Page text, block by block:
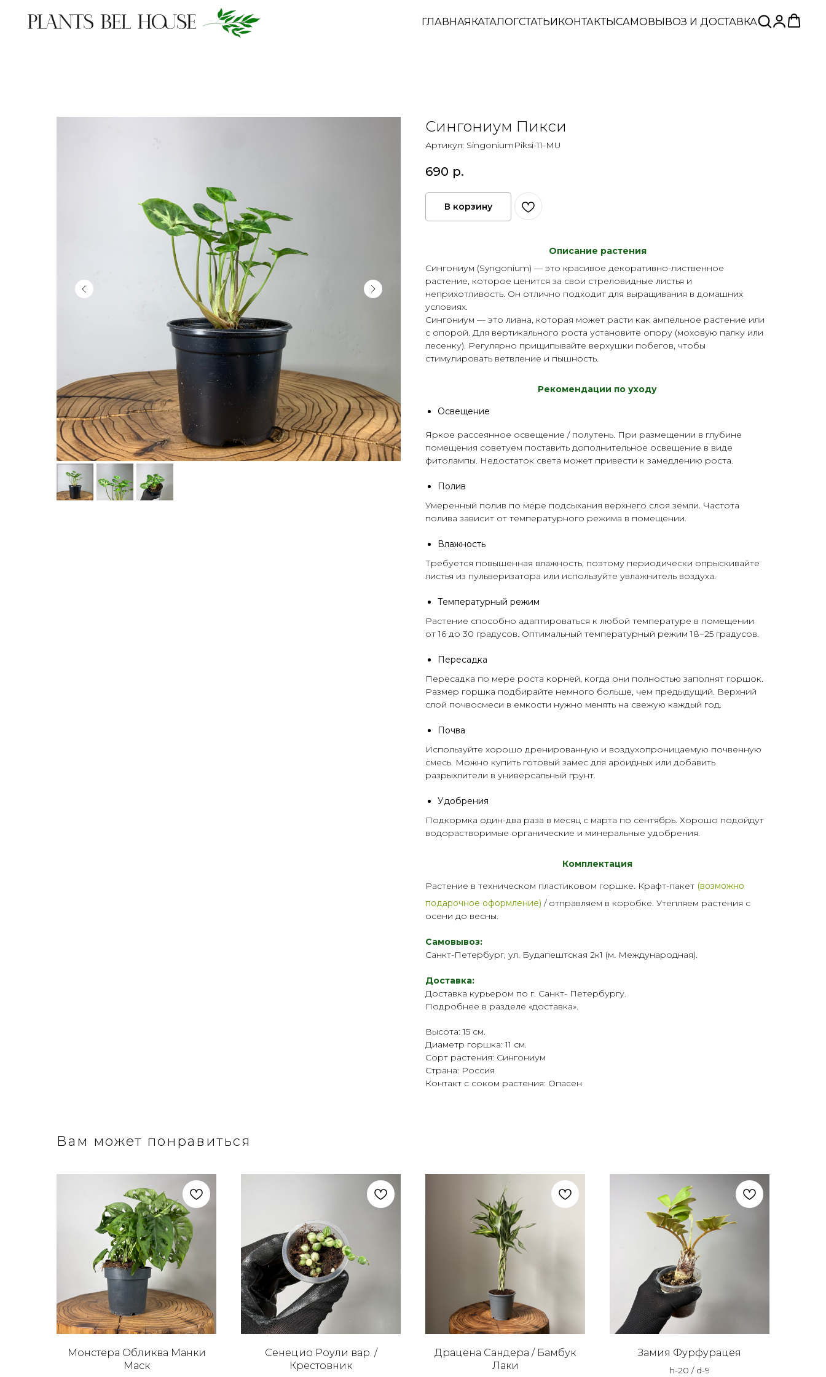
ГЛАВНАЯКАТАЛОГСТАТЬИКОНТАКТЫСАМОВЫВОЗ И ДОСТАВКА
Сингониум Пикси
Артикул: SingoniumPiksi-11-MU
690 р.
В корзину
Описание растения
Сингониум (Syngonium) — это красивое декоративно-лиственное
растение, которое ценится за свои стреловидные листья и
неприхотливость. Он отлично подходит для выращивания в домашних
условиях.
Сингониум — это лиана, которая может расти как ампельное растение или
с опорой. Для вертикального роста установите опору (моховую палку или
лесенку). Регулярно прищипывайте верхушки побегов, чтобы
стимулировать ветвление и пышность.
Рекомендации по уходу
Освещение
Яркое рассеянное освещение / полутень. При размещении в глубине
помещения советуем поставить дополнительное освещение в виде
фитолампы . Недостаток света может привести к замедлению роста.
Полив
Умеренный полив по мере подсыхания верхнего слоя земли. Частота
полива зависит от температурного режима в помещении.
Влажность
Требуется повышенная влажность, поэтому периодически опрыскивайте
листья из пульверизатора или используйте увлажнитель воздуха.
Температурный режим
Растение способно адаптироваться к любой температуре в помещении
от 16 до 30 градусов. Оптимальный температурный режим 18−25 градусов.
Пересадка
Пересадка по мере роста корней, когда они полностью заполнят горшок.
Размер горшка подбирайте немного больше, чем предыдущий. Верхний
слой почвосмеси в емкости нужно менять на свежую каждый год.
Почва
Используйте хорошо дренированную и воздухопроницаемую почвенную
смесь. Можно купить готовый замес для ароидных или добавить
разрыхлители в универсальный грунт
Удобрения
Подкормка один-два раза в месяц с марта по сентябрь. Хорошо подойдут
водорастворимые органические и минеральные удобрения
Комплектация
Растение в техническом пластиковом горшке. Крафт-пакет (возможно
подарочное оформление) / отправляем в коробке. Утепляем растения с
осени до весны.
Самовывоз:
Санкт-Петербург, ул. Будапештская 2к1 (м. Международная).
Доставка:
Доставка курьером по г. Санкт- Петербургу.
Подробнее в разделе «доставка».
Высота: 15 см.
Диаметр горшка: 11 см.
Сорт растения: Сингониум
Страна: Россия
Контакт с соком растения: Опасен
Вам может понравиться
Монстера Обликва Манки
Маск
Сенецио Роули вар. /
Крестовник
Драцена Сандера / Бамбук
Лаки
Замия Фурфурацея
h-20 / d-9